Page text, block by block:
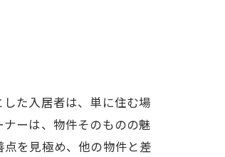
た入居者は、単に住む場
ーは、物件そのものの魅
を見極め、他の物件と差